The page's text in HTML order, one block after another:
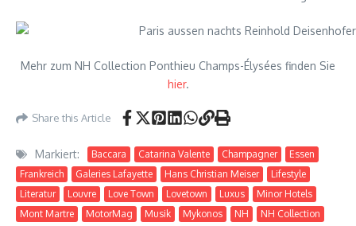
Mehr zum NH Collection Ponthieu Champs-Élysées finden Sie
hier.
Share this Article
Markiert: Baccara Catarina Valente Champagner
Essen
Frankreich
Galeries Lafayette Hans Christian Meiser
Lifestyle
Literatur
Louvre Love Town Lovetown Luxus
Minor Hotels
Mont Martre
MotorMag Musik Mykonos NH
NH Collection